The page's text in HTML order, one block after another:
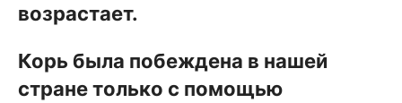
возрастает.
Корь была побеждена в нашей
стране только с помощью